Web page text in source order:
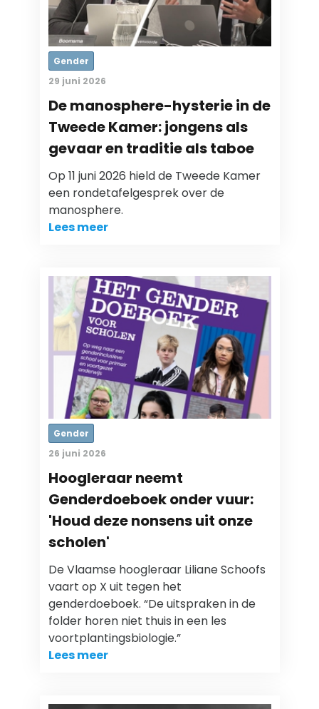
Gender
29 juni 2026
De manosphere-hysterie in de
Tweede Kamer: jongens als
gevaar en traditie als taboe
Op 11 juni 2026 hield de Tweede Kamer
een rondetafelgesprek over de
manosphere.
Lees meer
Gender
26 juni 2026
Hoogleraar neemt
Genderdoeboek onder vuur:
'Houd deze nonsens uit onze
scholen'
De Vlaamse hoogleraar Liliane Schoofs
vaart op X uit tegen het
genderdoeboek. “De uitspraken in de
folder horen niet thuis in een les
voortplantingsbiologie.”
Lees meer